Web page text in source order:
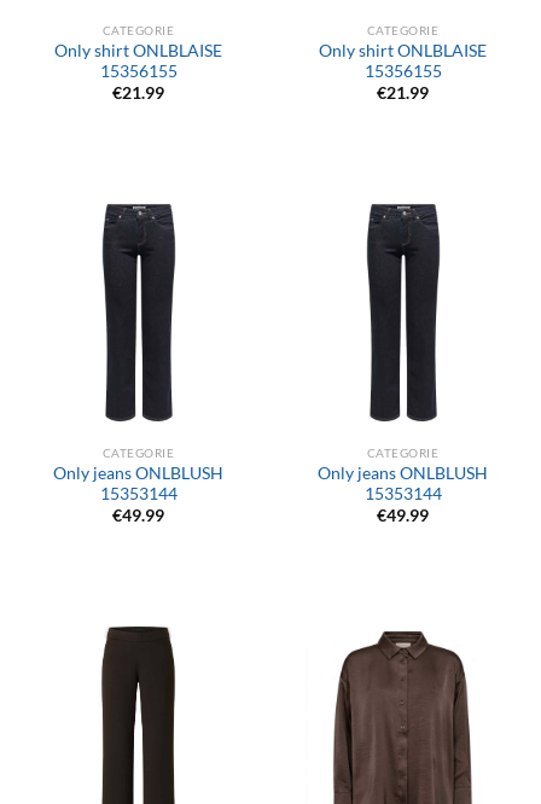
CATEGORIE
Only shirt ONLBLAISE
15356155
€21.99
CATEGORIE
Only shirt ONLBLAISE
15356155
€21.99
CATEGORIE
Only jeans ONLBLUSH
15353144
€49.99
CATEGORIE
Only jeans ONLBLUSH
15353144
€49.99